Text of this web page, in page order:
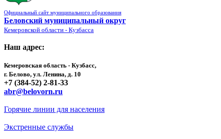
Официальный сайт муниципального образования
Беловский муниципальный округ
Кемеровской области - Кузбасса
Наш адрес:
Кемеровская область - Кузбасс,
г. Белово, ул. Ленина, д. 10
+7 (384-52) 2-81-33
abr@belovorn.ru
Горячие линии для населения
Экстренные службы